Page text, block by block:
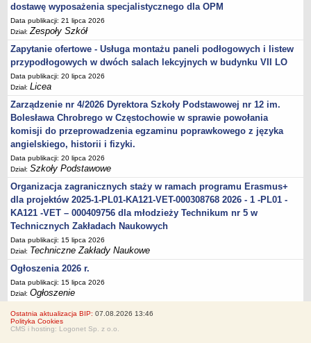
dostawę wyposażenia specjalistycznego dla OPM
Data publikacji: 21 lipca 2026
Dział:Zespoły Szkół
Zapytanie ofertowe - Usługa montażu paneli podłogowych i listew
przypodłogowych w dwóch salach lekcyjnych w budynku VII LO
Data publikacji: 20 lipca 2026
Dział:Licea
Zarządzenie nr 4/2026 Dyrektora Szkoły Podstawowej nr 12 im.
Bolesława Chrobrego w Częstochowie w sprawie powołania
komisji do przeprowadzenia egzaminu poprawkowego z języka
angielskiego, historii i fizyki.
Data publikacji: 20 lipca 2026
Dział:Szkoły Podstawowe
Organizacja zagranicznych staży w ramach programu Erasmus+
dla projektów 2025-1-PL01-KA121-VET-000308768 2026 - 1 -PL01 -
KA121 -VET – 000409756 dla młodzieży Technikum nr 5 w
Technicznych Zakładach Naukowych
Data publikacji: 15 lipca 2026
Dział: Techniczne Zakłady Naukowe
Ogłoszenia 2026 r.
Data publikacji: 15 lipca 2026
Dział:Ogłoszenie
Ostatnia aktualizacja BIP: 07.08.2026 13:46
Polityka Cookies
CMS i hosting: Logonet Sp. z o.o.